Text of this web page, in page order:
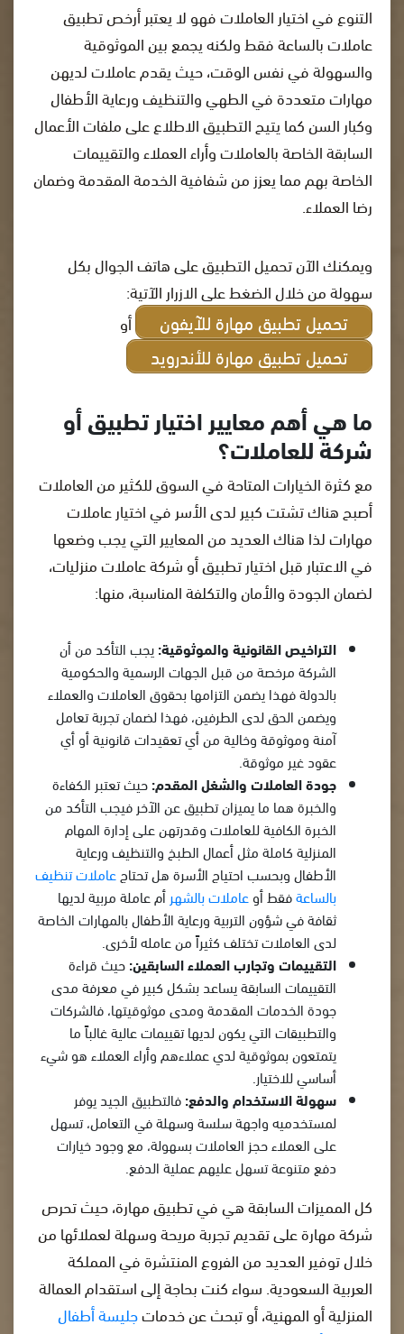
التنوع في اختيار العاملات فهو لا يعتبر أرخص تطبيق
عاملات بالساعة فقط ولكنه يجمع بين الموثوقية
والسهولة في نفس الوقت، حيث يقدم عاملات لديهن
مهارات متعددة في الطهي والتنظيف ورعاية الأطفال
وكبار السن كما يتيح التطبيق الاطلاع على ملفات الأعمال
السابقة الخاصة بالعاملات وأراء العملاء والتقييمات
الخاصة بهم مما يعزز من شفافية الخدمة المقدمة وضمان
رضا العملاء.
ويمكنك الآن تحميل التطبيق على هاتف الجوال بكل
سهولة من خلال الضغط على الازرار الآتية:
تحميل تطبيق مهارة للآيفون أو
تحميل تطبيق مهارة للأندرويد
ما هي أهم معايير اختيار تطبيق أو
شركة للعاملات؟
مع كثرة الخيارات المتاحة في السوق للكثير من العاملات
أصبح هناك تشتت كبير لدى الأسر في اختيار عاملات
مهارات لذا هناك العديد من المعايير التي يجب وضعها
في الاعتبار قبل اختيار تطبيق أو شركة عاملات منزليات،
لضمان الجودة والأمان والتكلفة المناسبة، منها:
التراخيص القانونية والموثوقية:يجب التأكد من أن
الشركة مرخصة من قبل الجهات الرسمية والحكومية
بالدولة فهذا يضمن التزامها بحقوق العاملات والعملاء
ويضمن الحق لدى الطرفين، فهذا لضمان تجربة تعامل
آمنة وموثوقة وخالية من أي تعقيدات قانونية أو أي
عقود غير موثوقة.
جودة العاملات والشغل المقدم:حيث تعتبر الكفاءة
والخبرة هما ما يميزان تطبيق عن الآخر فيجب التأكد من
الخبرة الكافية للعاملات وقدرتهن على إدارة المهام
المنزلية كاملة مثل أعمال الطبخ والتنظيف ورعاية
الأطفال وبحسب احتياج الأسرة هل تحتاجعاملات تنظيف
بالساعةفقط أوعاملات بالشهرأم عاملة مربية لديها
ثقافة في شؤون التربية ورعاية الأطفال بالمهارات الخاصة
لدى العاملات تختلف كثيراً من عامله لأخرى.
التقييمات وتجارب العملاء السابقين:حيث قراءة
التقييمات السابقة يساعد بشكل كبير في معرفة مدى
جودة الخدمات المقدمة ومدى موثوقيتها، فالشركات
والتطبيقات التي يكون لديها تقييمات عالية غالباً ما
يتمتعون بموثوقية لدي عملاءهم وأراء العملاء هو شيء
أساسي للاختيار.
سهولة الاستخدام والدفع:فالتطبيق الجيد يوفر
لمستخدميه واجهة سلسة وسهلة في التعامل، تسهل
على العملاء حجز العاملات بسهولة، مع وجود خيارات
دفع متنوعة تسهل عليهم عملية الدفع.
كل المميزات السابقة هي في تطبيق مهارة، حيث تحرص
شركة مهارة على تقديم تجربة مريحة وسهلة لعملائها من
خلال توفير العديد من الفروع المنتشرة في المملكة
العربية السعودية. سواء كنت بحاجة إلى استقدام العمالة
المنزلية أو المهنية، أو تبحث عن خدماتجليسة أطفال